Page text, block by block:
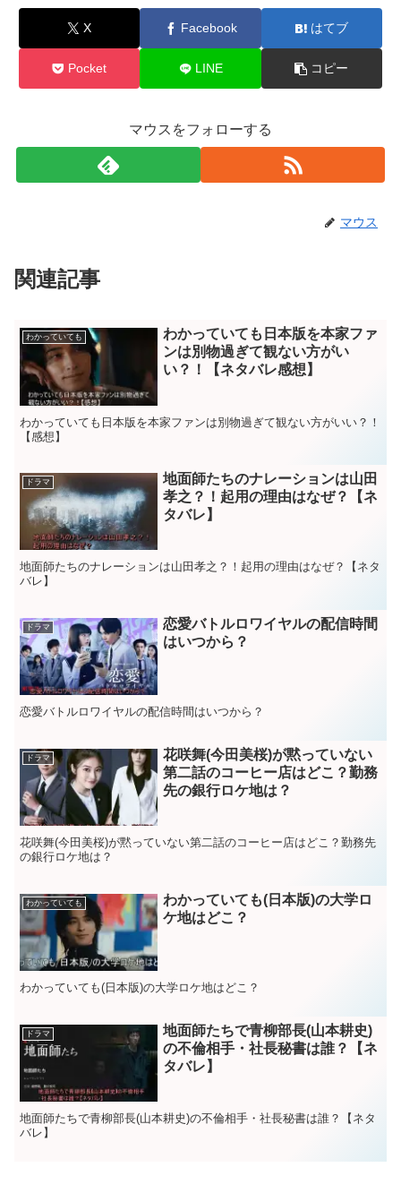
X Facebook はてブ
Pocket LINE コピー
マウスをフォローする
マウス
関連記事
わかっていても
わかっていても日本版を本家ファ
ンは別物過ぎて観ない方がい
い？！【ネタバレ感想】
わかっていても日本版を本家ファンは別物過ぎて観ない方がいい？！
【感想】
ドラマ
地面師たちのナレーションは山田
孝之？！起用の理由はなぜ？【ネ
タバレ】
地面師たちのナレーションは山田孝之？！起用の理由はなぜ？【ネタ
バレ】
ドラマ
恋愛バトルロワイヤルの配信時間
はいつから？
恋愛バトルロワイヤルの配信時間はいつから？
ドラマ
花咲舞(今田美桜)が黙っていない
第二話のコーヒー店はどこ？勤務
先の銀行ロケ地は？
花咲舞(今田美桜)が黙っていない第二話のコーヒー店はどこ？勤務先
の銀行ロケ地は？
わかっていても
わかっていても(日本版)の大学ロ
ケ地はどこ？
わかっていても(日本版)の大学ロケ地はどこ？
ドラマ
地面師たちで青柳部長(山本耕史)
の不倫相手・社長秘書は誰？【ネ
タバレ】
地面師たちで青柳部長(山本耕史)の不倫相手・社長秘書は誰？【ネタ
バレ】